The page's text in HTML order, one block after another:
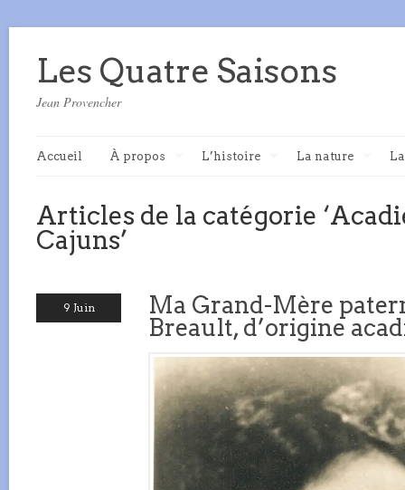
Les Quatre Saisons
Jean Provencher
Accueil À propos L’histoire La nature
Articles de la catégorie
Cajuns’
9 Juin
Ma Grand-Mère
Breault, d’origine